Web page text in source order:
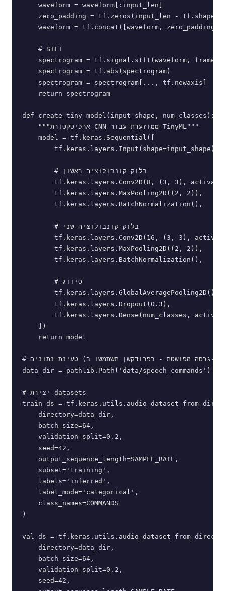
    waveform = waveform[:input_len]
zero_padding = tf.zeros(input_len -
waveform = tf.concat([waveform, zero_padding],
    # STFT
spectrogram = tf.signal.stft(waveform,
    spectrogram = tf.abs(spectrogram)
    spectrogram = spectrogram[..., tf.newaxis]
    return spectrogram
def create_tiny_model(input_shape, num_classes):
    """ארכיטקטורת CNN ממוזערת עבור TinyML"""
    model = tf.keras.Sequential([
        tf.keras.layers.Input(shape=input_shape),
        # בלוק קונבולוציה ראשון
tf.keras.layers.Conv2D(8, (3, 3),
        tf.keras.layers.MaxPooling2D((2, 2)),
        tf.keras.layers.BatchNormalization(),
        # בלוק קונבולוציה שני
tf.keras.layers.Conv2D(16, (3, 3),
        tf.keras.layers.MaxPooling2D((2, 2)),
        tf.keras.layers.BatchNormalization(),
        # סיווג
        tf.keras.layers.GlobalAveragePooling2D(),
        tf.keras.layers.Dropout(0.3),
tf.keras.layers.Dense(num_classes,
    ])
    return model
# טעינת נתונים (גרסה מפושטת - בפרודקשן תשתמשו ב-tf.data)
data_dir = pathlib.Path('data/speech_commands')
# יצירת datasets
train_ds =
    directory=data_dir,
    batch_size=64,
    validation_split=0.2,
    seed=42,
    output_sequence_length=SAMPLE_RATE,
    subset='training',
    labels='inferred',
    label_mode='categorical',
    class_names=COMMANDS
)
val_ds =
    directory=data_dir,
    batch_size=64,
    validation_split=0.2,
    seed=42,